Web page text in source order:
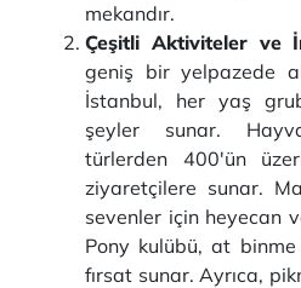
mekandır.
Çeşitli Aktiviteler ve
geniş bir yelpazede
İstanbul, her yaş
şeyler sunar.
türlerden 400'ün
ziyaretçilere sunar.
sevenler için heyecan
Pony kulübü, at
fırsat sunar. Ayrıca,